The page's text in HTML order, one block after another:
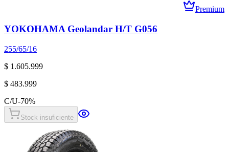
Premium
YOKOHAMA Geolandar H/T G056
255/65/16
$ 1.605.999
$ 483.999
C/U-70%
Stock insuficiente